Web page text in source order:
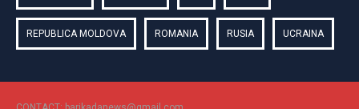
REPUBLICA MOLDOVA ROMANIA RUSIA UCRAINA